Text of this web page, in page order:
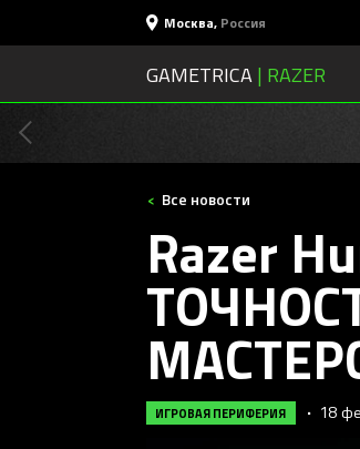
Москва, Россия
GAMETRICA | RAZER
Все новости
Razer
ИГРОВАЯ ПЕРИФЕРИЯ • 18